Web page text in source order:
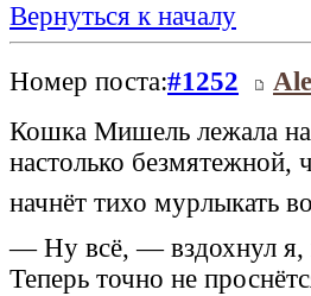
Вернуться к началу
Номер поста:#1252
Кошка Мишель лежала на
настолько безмятежной,
начнёт тихо мурлыкать
— Ну всё, — вздохнул я,
Теперь точно не